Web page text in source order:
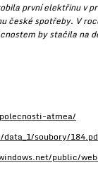
první elektřinu v
české spotřeby. V
by stačila na
atmea/
soubory/
public/